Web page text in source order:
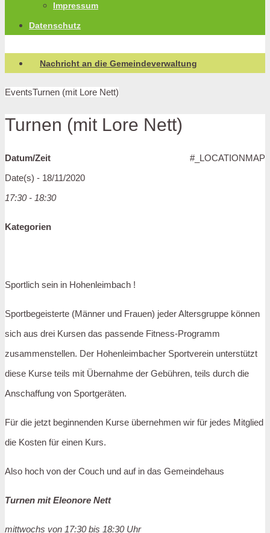
Impressum
Datenschutz
Nachricht an die Gemeindeverwaltung
EventsTurnen (mit Lore Nett)
Turnen (mit Lore Nett)
#_LOCATIONMAP
Datum/Zeit
Date(s) - 18/11/2020
17:30 - 18:30
Kategorien
Sportlich sein in Hohenleimbach !
Sportbegeisterte (Männer und Frauen) jeder Altersgruppe können
sich aus drei Kursen das passende Fitness-Programm
zusammenstellen. Der Hohenleimbacher Sportverein unterstützt
diese Kurse teils mit Übernahme der Gebühren, teils durch die
Anschaffung von Sportgeräten.
Für die jetzt beginnenden Kurse übernehmen wir für jedes Mitglied
die Kosten für einen Kurs.
Also hoch von der Couch und auf in das Gemeindehaus
Turnen mit Eleonore Nett
mittwochs von 17:30 bis 18:30 Uhr